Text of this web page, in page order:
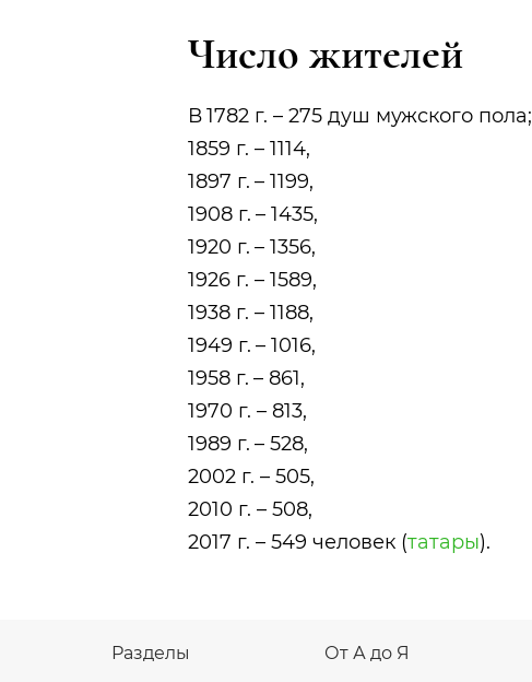
Число жителей
В 1782 г. – 275 душ мужского пола;
1859 г. – 1114,
1897 г. – 1199,
1908 г. – 1435,
1920 г. – 1356,
1926 г. – 1589,
1938 г. – 1188,
1949 г. – 1016,
1958 г. – 861,
1970 г. – 813,
1989 г. – 528,
2002 г. – 505,
2010 г. – 508,
2017 г. – 549 человек (татары).
Разделы От А до Я